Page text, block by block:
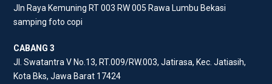
Jln Raya Kemuning RT 003 RW 005 Rawa Lumbu Bekasi
samping foto copi
CABANG 3
Jl. Swatantra V No.13, RT.009/RW.003, Jatirasa, Kec. Jatiasih,
Kota Bks, Jawa Barat 17424